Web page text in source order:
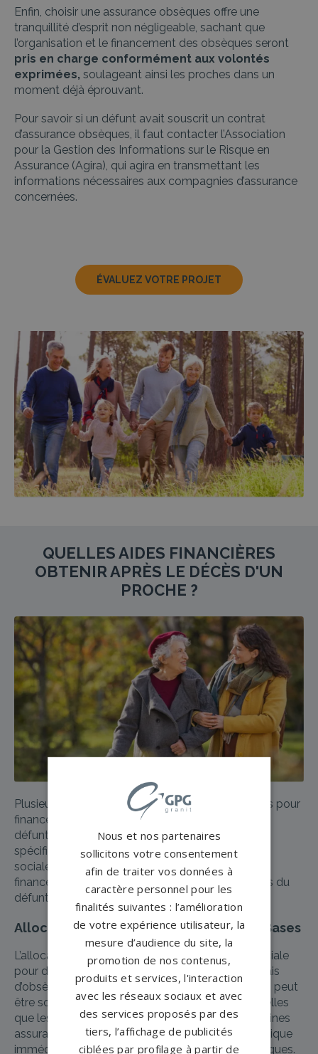
Enfin, choisir une assurance obsèques offre une
tranquillité d’esprit non négligeable, sachant que
l’organisation et le financement des obsèques seront
pris en charge conformément aux volontés
exprimées, soulageant ainsi les proches dans un
moment déjà éprouvant.
Pour savoir si un défunt avait souscrit un contrat
d’assurance obsèques, il faut contacter l’Association
pour la Gestion des Informations sur le Risque en
Assurance (Agira), qui agira en transmettant les
informations nécessaires aux compagnies d’assurance
concernées.
ÉVALUEZ VOTRE PROJET
QUELLES AIDES FINANCIÈRES
OBTENIR APRÈS LE DÉCÈS D'UN
PROCHE ?
Plusieurs aides financières peuvent être sollicitées pour
financer un enterrement. La caisse de retraite du
défunt, par exemple, peut offrir une allocation
spécifique. De plus, certaines assurances et aides
sociales peuvent également contribuer au
financement, selon les circonstances individuelles du
défunt et de sa famille.
Allocation Obsèques : Comprendre les Bases
L’allocation obsèques est une aide financière cruciale
pour de nombreuses familles confrontées aux frais
d’obsèques. Cette allocation, souvent méconnue, peut
être sollicitée auprès de différentes institutions, telles
que les caisses de retraite, les mutuelles ou certaines
assurances. Elle vise à alléger le fardeau économique
immédiat que représente l’organisation des obsèques.
Nous et nos partenaires
sollicitons votre consentement
afin de traiter vos données à
caractère personnel pour les
finalités suivantes : l’amélioration
de votre expérience utilisateur, la
mesure d’audience du site, la
promotion de nos contenus,
produits et services, l'interaction
avec les réseaux sociaux et avec
des services proposés par des
tiers, l’affichage de publicités
ciblées par profilage à partir de